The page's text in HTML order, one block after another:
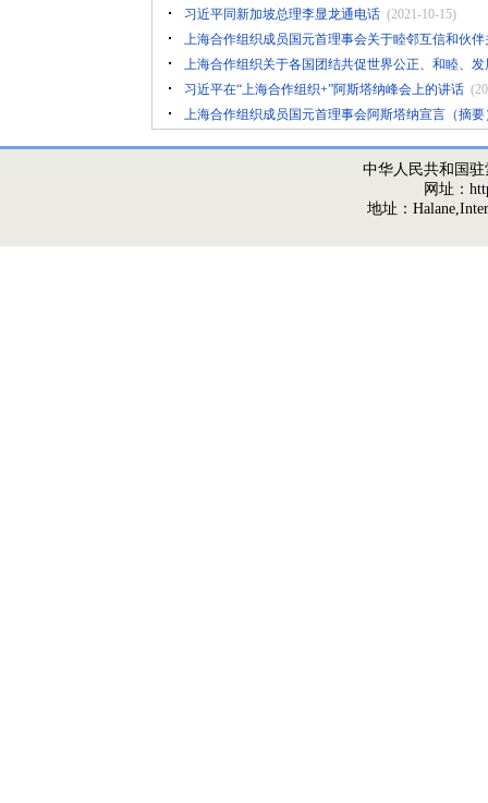
习近平同新加坡总理李显龙通电话 (2021-10-15)
上海合作组织成员国元首理事会关于睦邻互信和伙
上海合作组织关于各国团结共促世界公正、和睦、发
习近平在“上海合作组织+”阿斯塔纳峰会上的讲话
上海合作组织成员国元首理事会阿斯塔纳宣言（摘要
中华人民共和国
网址：
地址：